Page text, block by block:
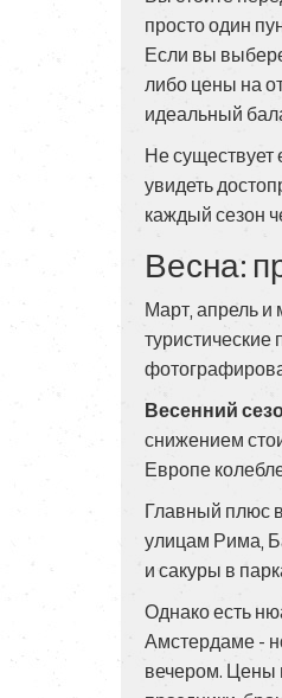
просто один
Если вы
либо цены на
идеальный
Не существует
увидеть
каждый сезон
Весна:
Март, апрель и
туристические
Весенний
снижением
Европе
Главный плюс
улицам Рима,
и сакуры в
Однако есть
Амстердаме -
вечером. Цены